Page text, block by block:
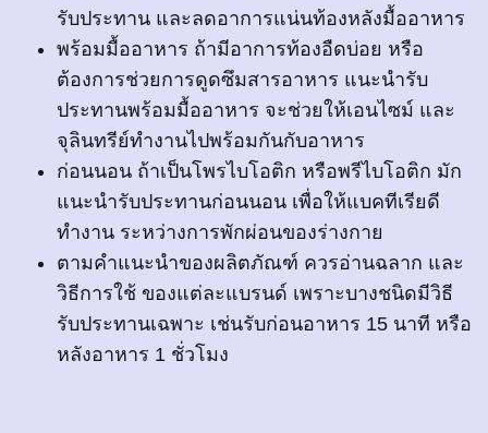
รับประทาน และลดอาการแน่นท้องหลังมื้ออาหาร
พร้อมมื้ออาหาร ถ้ามีอาการท้องอืดบ่อย หรือ
ต้องการช่วยการดูดซึมสารอาหาร แนะนำรับ
ประทานพร้อมมื้ออาหาร จะช่วยให้เอนไซม์ และ
จุลินทรีย์ทำงานไปพร้อมกันกับอาหาร
ก่อนนอน ถ้าเป็นโพรไบโอติก หรือพรีไบโอติก มัก
แนะนำรับประทานก่อนนอน เพื่อให้แบคทีเรียดี
ทำงาน ระหว่างการพักผ่อนของร่างกาย
ตามคำแนะนำของผลิตภัณฑ์ ควรอ่านฉลาก และ
วิธีการใช้ ของแต่ละแบรนด์ เพราะบางชนิดมีวิธี
รับประทานเฉพาะ เช่นรับก่อนอาหาร 15 นาที หรือ
หลังอาหาร 1 ชั่วโมง